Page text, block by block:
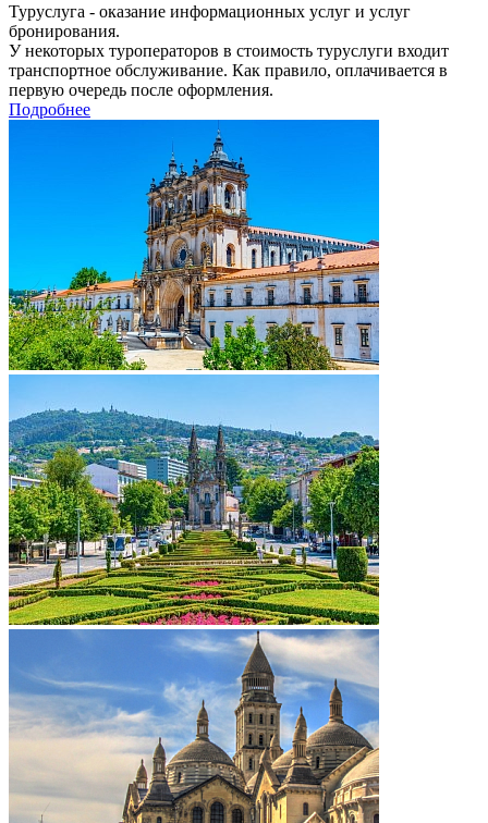
Туруслуга - оказание информационных услуг и услуг
бронирования.
У некоторых туроператоров в стоимость туруслуги входит
транспортное обслуживание. Как правило, оплачивается в
первую очередь после оформления.
Подробнее